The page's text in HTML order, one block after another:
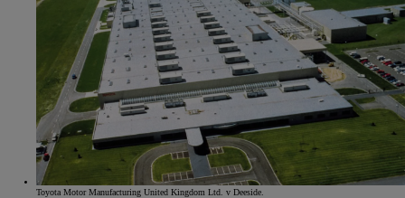
Toyota Motor Manufacturing United Kingdom Ltd. v Deeside.